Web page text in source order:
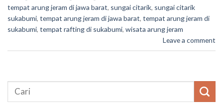
tempat arung jeram di jawa barat, sungai citarik, sungai citarik
sukabumi, tempat arung jeram di jawa barat, tempat arung jeram di
sukabumi, tempat rafting di sukabumi, wisata arung jeram
Leave a comment